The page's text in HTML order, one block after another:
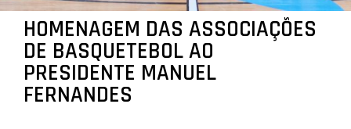
HOMENAGEM DAS ASSOCIAÇÕES
DE BASQUETEBOL AO
PRESIDENTE MANUEL
FERNANDES